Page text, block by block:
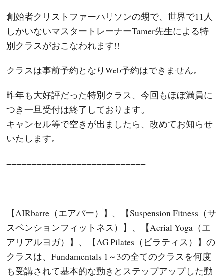
創始者クリストファーハリソンの甥で、世界で11人
しかいないマスタートレーナーTamer先生による特
別クラスがおこなわれます!!
クラスは事前予約となりWeb予約はできません。
昨年も大好評だった特別クラス、今回もほぼ満員に
つき一旦受付は終了しております。
キャンセル等で空きが出ましたら、改めてお知らせ
いたします。
−−−−−−−−−−−−−−−−−−−−−−−−−−−−
【AIRbarre（エアバー）】、【Suspension Fitness（サ
スペンションフィットネス）】、【Aerial Yoga（エ
アリアルヨガ）】、【AG Pilates（ピラティス）】の
クラスは、Fundamentals 1～3の全てのクラスを何度
も受講されて基本的な動きとステップアップした動